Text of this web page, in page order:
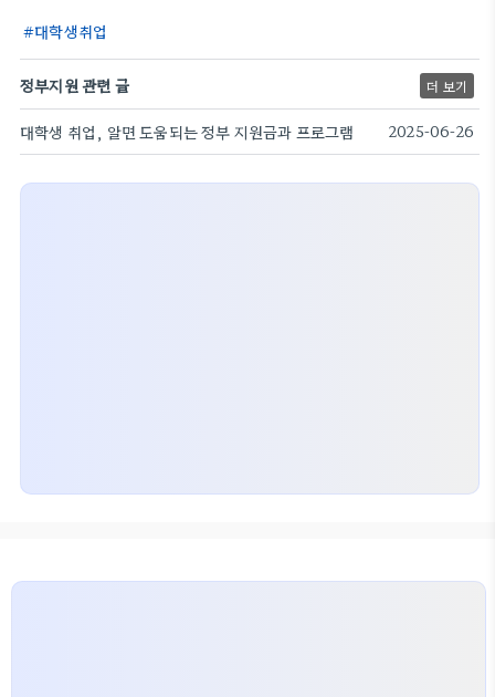
대학생취업
정부지원 관련 글 더 보기
대학생 취업, 알면 도움되는 정부 지원금과 프로그램 2025-06-26